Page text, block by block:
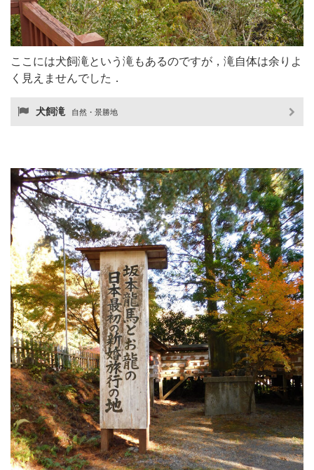
ここには犬飼滝という滝もあるのですが，滝自体は余りよ
く見えませんでした．
犬飼滝 自然・景勝地